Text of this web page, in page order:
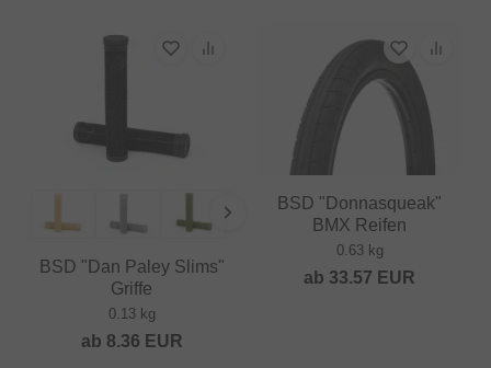
BSD "Dan Paley Slims"
Griffe
0.13 kg
ab 8.36 EUR
BSD "Donnasqueak"
BMX Reifen
0.63 kg
ab 33.57 EUR